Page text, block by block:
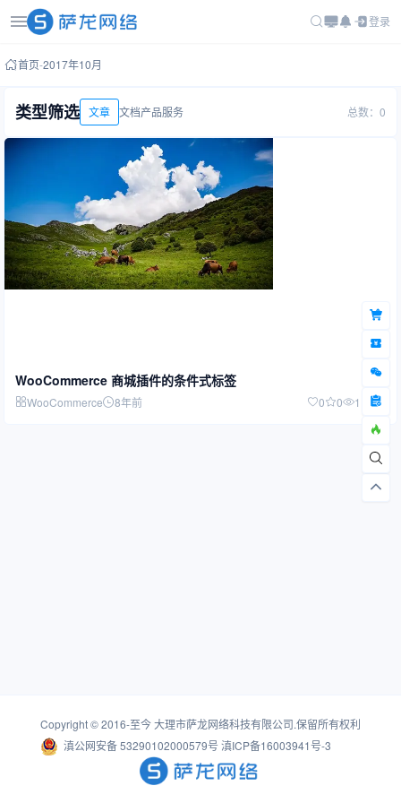
登录
首页-2017年10月
类型筛选 文章 文档产品服务 总数：0
WooCommerce 商城插件的条件式标签
WooCommerce 8年前 0 0 1.37W
Copyright © 2016-至今大理市萨龙网络科技有限公司.保留所有权利
滇公网安备 53290102000579号 滇ICP备16003941号-3